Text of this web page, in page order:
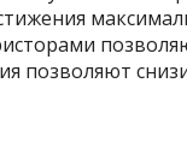
позволяют